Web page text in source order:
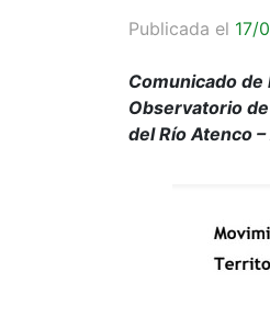
Publicada el 17/
Comunicado
Observatorio
del Río Atenco